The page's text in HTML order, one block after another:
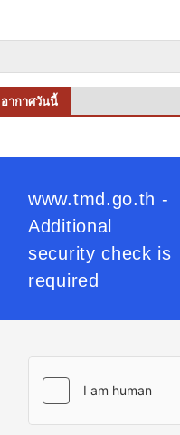
อากาศวันนี้